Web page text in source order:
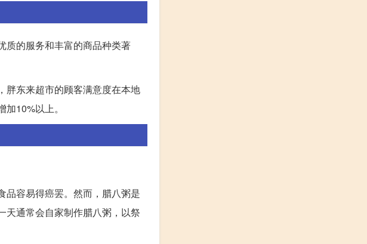
质的服务和丰富的商品种类著
胖东来超市的顾客满意度在本地
10%以上。
品容易得癌罢。然而，腊八粥是
天通常会自家制作腊八粥，以祭